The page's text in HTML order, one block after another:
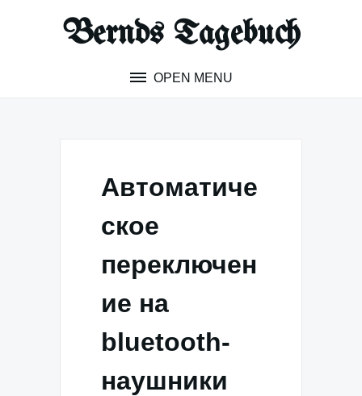
Bernds Tagebuch
OPEN MENU
Автоматиче
ское
переключен
ие на
bluetooth-
наушники